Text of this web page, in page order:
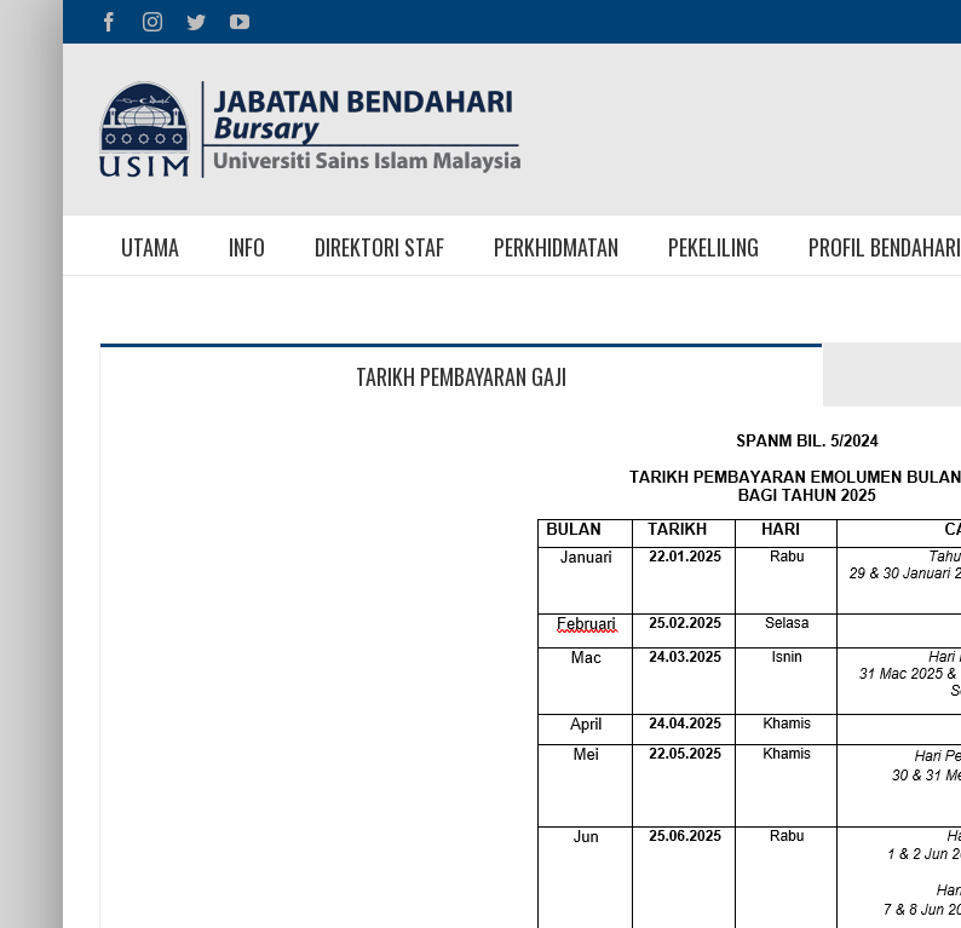
FacebookInstagram
TwitterYouTube
UTAMA INFO DIREKTORI STAF PERKHIDMATAN PEKELILING PROFIL BENDAHARI
TARIKH PEMBAYARAN GAJI